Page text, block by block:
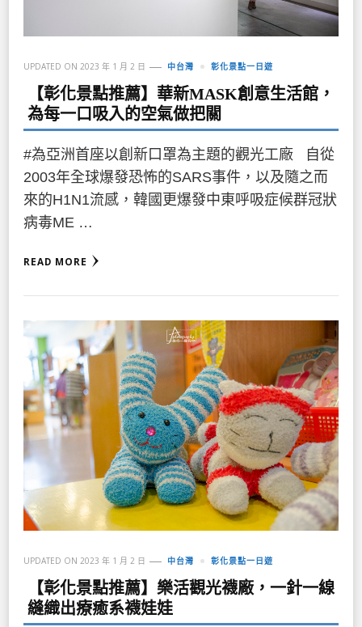
UPDATED ON 2023 年 1 月 2 日 中台灣 彰化景點一日遊
【彰化景點推薦】華新MASK創意生活館，
為每一口吸入的空氣做把關
#為亞洲首座以創新口罩為主題的觀光工廠 自從
2003年全球爆發恐怖的SARS事件，以及隨之而
來的H1N1流感，韓國更爆發中東呼吸症候群冠狀
病毒ME …
READ MORE
UPDATED ON 2023 年 1 月 2 日 中台灣 彰化景點一日遊
【彰化景點推薦】樂活觀光襪廠，一針一線
縫織出療癒系襪娃娃